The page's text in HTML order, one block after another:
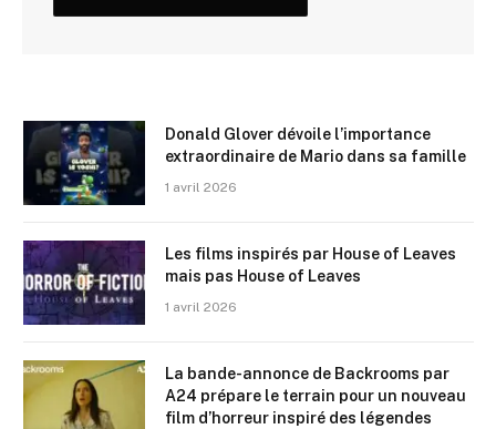
Donald Glover dévoile l’importance
extraordinaire de Mario dans sa famille
1 avril 2026
Les films inspirés par House of Leaves
mais pas House of Leaves
1 avril 2026
La bande-annonce de Backrooms par
A24 prépare le terrain pour un nouveau
film d’horreur inspiré des légendes